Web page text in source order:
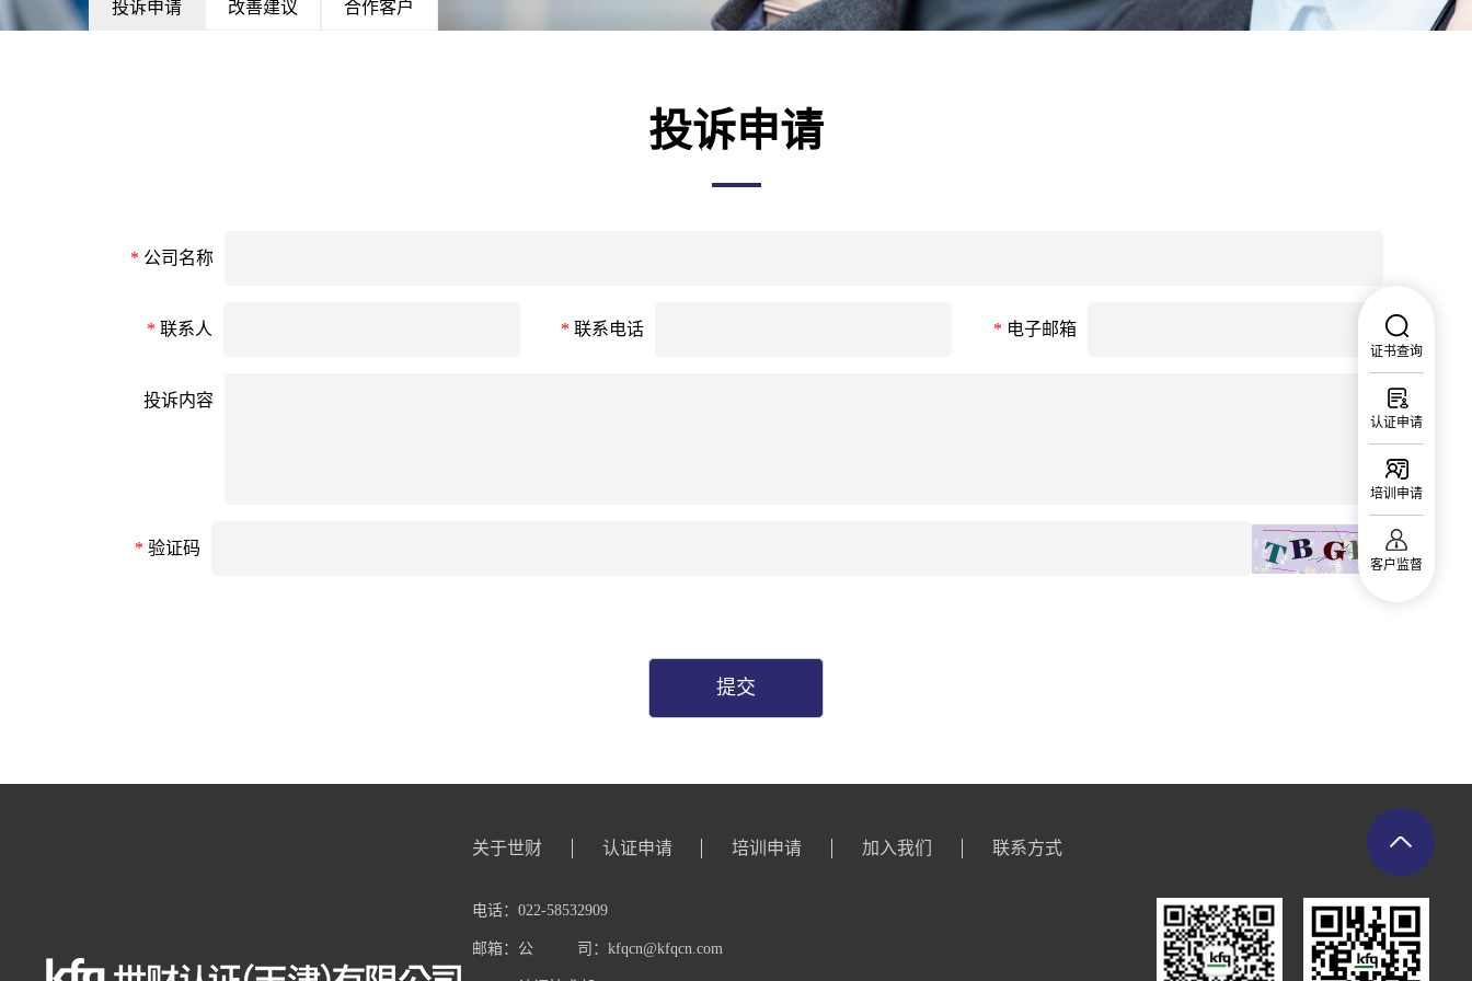
投诉申请 改善建议 合作客户
投诉申请
* 公司名称
* 联系人 * 联系电话 * 电子邮箱
投诉内容
* 验证码
提交
关于世财 认证申请 培训申请 加入我们 联系方式
电话：022-58532909
邮箱： 公 司： kfqcn@kfqcn.com
证书查询
认证申请
培训申请
客户监督